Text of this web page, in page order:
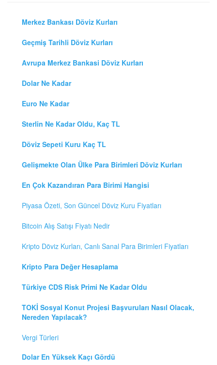
Merkez Bankası Döviz Kurları
Geçmiş Tarihli Döviz Kurları
Avrupa Merkez Bankasi Döviz Kurları
Dolar Ne Kadar
Euro Ne Kadar
Sterlin Ne Kadar Oldu, Kaç TL
Döviz Sepeti Kuru Kaç TL
Gelişmekte Olan Ülke Para Birimleri Döviz Kurları
En Çok Kazandıran Para Birimi Hangisi
Piyasa Özeti, Son Güncel Döviz Kuru Fiyatları
Bitcoin Alış Satışı Fiyatı Nedir
Kripto Döviz Kurları, Canlı Sanal Para Birimleri Fiyatları
Kripto Para Değer Hesaplama
Türkiye CDS Risk Primi Ne Kadar Oldu
TOKİ Sosyal Konut Projesi Başvuruları Nasıl Olacak,
Nereden Yapılacak?
Vergi Türleri
Dolar En Yüksek Kaçı Gördü